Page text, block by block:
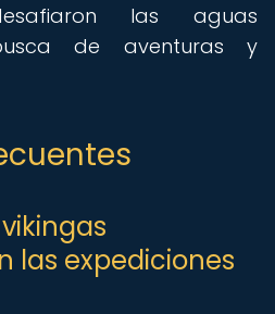
las aguas
de aventuras y
las expediciones